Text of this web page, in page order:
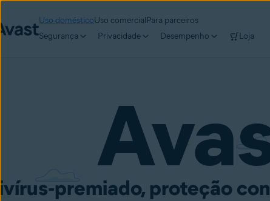
Uso domésticoUso comercialPara parceiros
Segurança
Privacidade Desempenho Loja
proteção